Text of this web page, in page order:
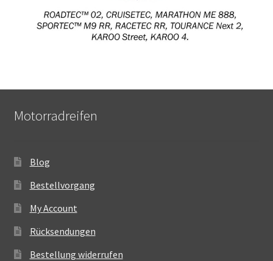
Motorradreifen
Blog
Bestellvorgang
My Account
Rücksendungen
Bestellung widerrufen